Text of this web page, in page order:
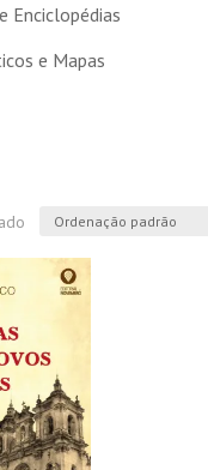
Enciclopédias
e Mapas